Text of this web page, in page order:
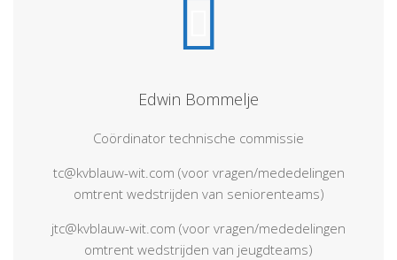
Edwin Bommelje
Coördinator technische commissie
tc@kvblauw-wit.com (voor vragen/mededelingen
omtrent wedstrijden van seniorenteams)
jtc@kvblauw-wit.com (voor vragen/mededelingen
omtrent wedstrijden van jeugdteams)